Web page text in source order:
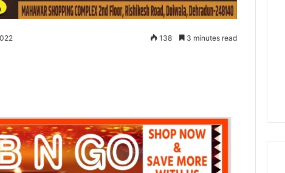
138 3 minutes read